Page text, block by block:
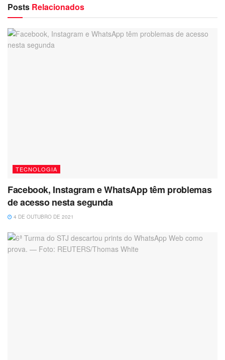
Posts Relacionados
TECNOLOGIA
Facebook, Instagram e WhatsApp têm problemas
de acesso nesta segunda
4 DE OUTUBRO DE 2021